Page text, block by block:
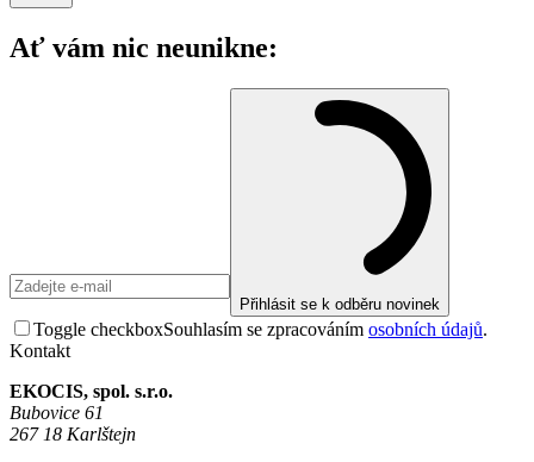
Ať vám nic neunikne:
Přihlásit se k odběru novinek
Toggle checkboxSouhlasím se zpracováním osobních údajů.
Kontakt
EKOCIS, spol. s.r.o.
Bubovice 61
267 18 Karlštejn